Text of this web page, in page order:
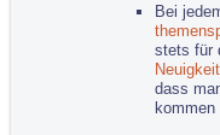
Bei
stets für
dass